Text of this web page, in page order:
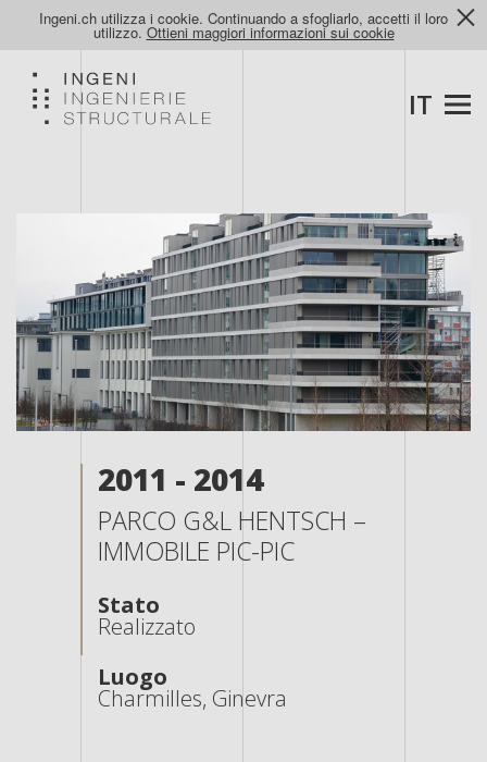
Ingeni.ch utilizza i cookie. Continuando a sfogliarlo, accetti il loro
utilizzo. Ottieni maggiori informazioni sui cookie
IT
2011 - 2014
PARCO G&L HENTSCH –
IMMOBILE PIC-PIC
Stato
Realizzato
Luogo
Charmilles, Ginevra